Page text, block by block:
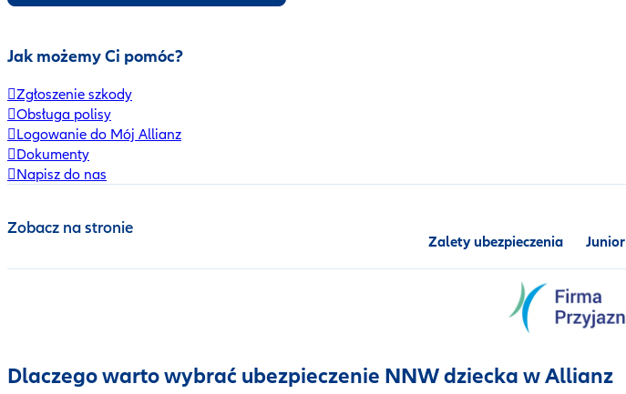
Jak możemy Ci pomóc?
Zgłoszenie szkody
Obsługa polisy
Logowanie do Mój Allianz
Dokumenty
Napisz do nas
Zobacz na stronie
Zalety ubezpieczenia Junior
Dlaczego warto wybrać ubezpieczenie NNW dziecka w Allianz